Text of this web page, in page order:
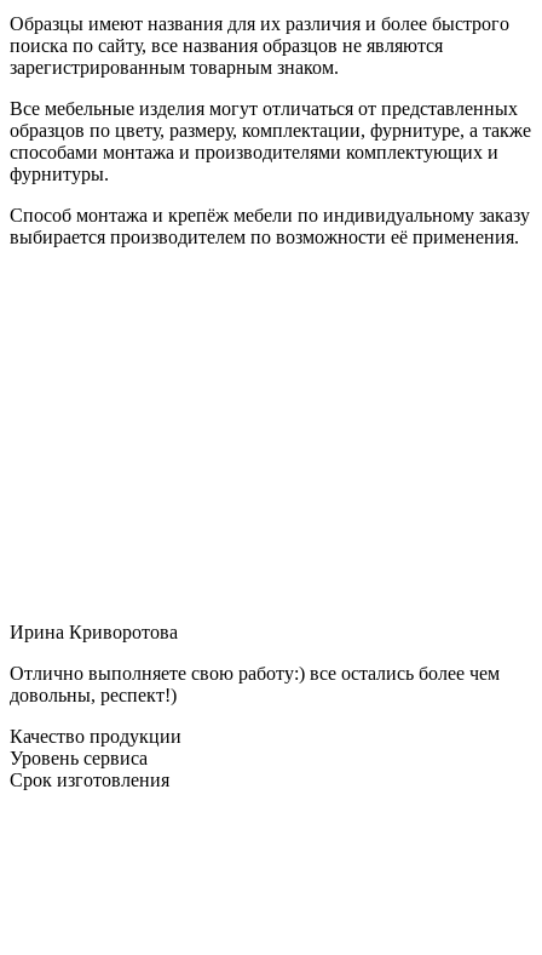
Образцы имеют названия для их различия и более быстрого
поиска по сайту, все названия образцов не являются
зарегистрированным товарным знаком.
Все мебельные изделия могут отличаться от представленных
образцов по цвету, размеру, комплектации, фурнитуре, а также
способами монтажа и производителями комплектующих и
фурнитуры.
Способ монтажа и крепёж мебели по индивидуальному заказу
выбирается производителем по возможности её применения.
Ирина Криворотова
Отлично выполняете свою работу:) все остались более чем
довольны, респект!)
Качество продукции
Уровень сервиса
Срок изготовления